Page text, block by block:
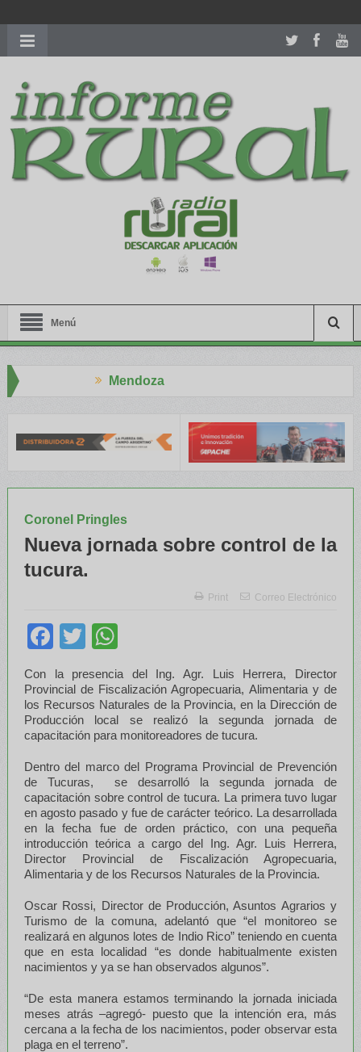
richardmillereplica
women.patekphilippe.tofor sale in usa recognized command with
dining room table ceremony. welcome to our
perfectwatches.is
shop. best youngsexdoll.comwith professional customer
services. 1: 1 design high
https://reallydiamond.com/
Menú
Coronel Pringles
Nueva jornada sobre control de la
tucura.
Print Correo Electrónico
Facebook
Twitter
Con la presencia del Ing. Agr. Luis Herrera, Director
Provincial de Fiscalización Agropecuaria, Alimentaria y de
los Recursos Naturales de la Provincia, en la Dirección de
Producción local se realizó la segunda jornada de
capacitación para monitoreadores de tucura.
Dentro del marco del Programa Provincial de Prevención
de Tucuras, se desarrolló la segunda jornada de
capacitación sobre control de tucura. La primera tuvo lugar
en agosto pasado y fue de carácter teórico. La desarrollada
en la fecha fue de orden práctico, con una pequeña
introducción teórica a cargo del Ing. Agr. Luis Herrera,
Director Provincial de Fiscalización Agropecuaria,
Alimentaria y de los Recursos Naturales de la Provincia.
Oscar Rossi, Director de Producción, Asuntos Agrarios y
Turismo de la comuna, adelantó que “el monitoreo se
realizará en algunos lotes de Indio Rico” teniendo en cuenta
que en esta localidad “es donde habitualmente existen
nacimientos y ya se han observados algunos”.
“De esta manera estamos terminando la jornada iniciada
meses atrás –agregó- puesto que la intención era, más
cercana a la fecha de los nacimientos, poder observar esta
plaga en el terreno”.